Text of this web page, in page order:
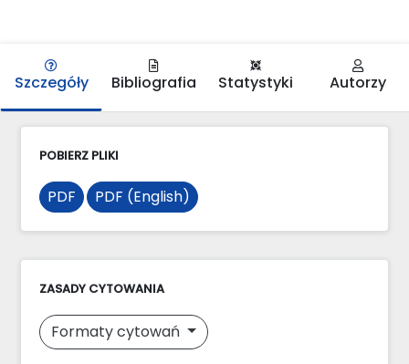
Szczegóły Bibliografia Statystyki Autorzy
POBIERZ PLIKI
PDF PDF (English)
ZASADY CYTOWANIA
Formaty cytowań